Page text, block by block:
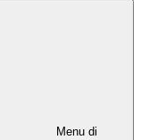
Menu di